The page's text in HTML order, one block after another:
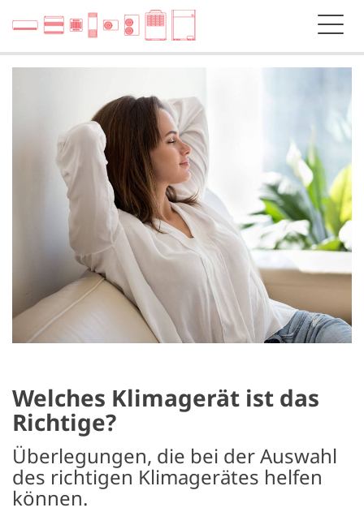
Welches Klima­gerät ist das
Richtige?
Überlegungen, die bei der Auswahl
des richtigen Klimagerätes helfen
können.